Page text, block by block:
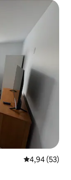
Średnia
4,94 (53)